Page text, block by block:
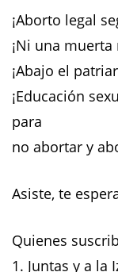
¡Aborto legal
¡Ni una
¡Abajo el
¡Educación
para
no abortar y
Asiste, te
Quienes
1. Juntas y a la